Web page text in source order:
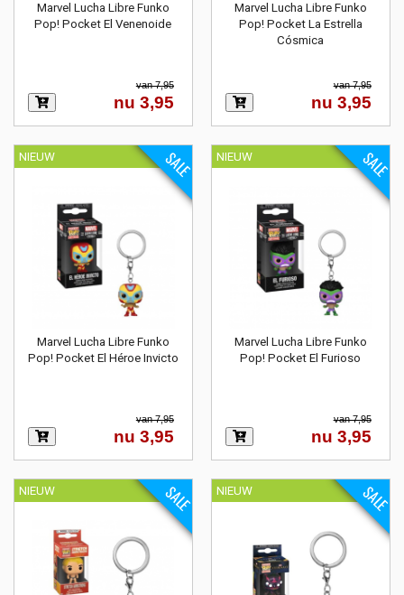
Marvel Lucha Libre Funko
Pop! Pocket El Venenoide
van 7,95
nu 3,95
Marvel Lucha Libre Funko
Pop! Pocket La Estrella
Cósmica
van 7,95
nu 3,95
NIEUW
Marvel Lucha Libre Funko
Pop! Pocket El Héroe Invicto
SALE
van 7,95
nu 3,95
NIEUW
Marvel Lucha Libre Funko
Pop! Pocket El Furioso
SALE
van 7,95
nu 3,95
NIEUW SALE NIEUW SALE